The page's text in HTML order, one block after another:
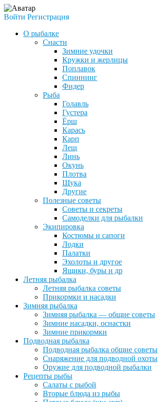
Войти Регистрация
О рыбалке
Снасти
Зимние удочки
Кружки и жерлицы
Поплавок
Спиннинг
Фидер
Рыба
Голавль
Густера
Ёрш
Карась
Карп
Лещ
Линь
Окунь
Плотва
Щука
Другие
Полезные советы
Советы и секреты
Самоделки для рыбалки
Экипировка
Костюмы и сапоги
Лодки
Палатки
Эхолоты и другое
Ящики, буры и др
Летняя рыбалка
Летняя рыбалка советы
Прикормки и насадки
Зимняя рыбалка
Зимняя рыбалка — общие советы
Зимние насадки, оснастки
Зимние прикормки
Подводная рыбалка
Подводная рыбалка общие советы
Снаряжение для подводной охоты
Оружие для подводной рыбалки
Рецепты рыбы
Салаты с рыбой
Вторые блюда из рыбы